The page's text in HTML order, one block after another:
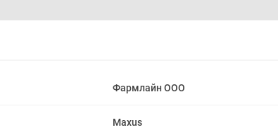
Фармлайн ООО
Maxus